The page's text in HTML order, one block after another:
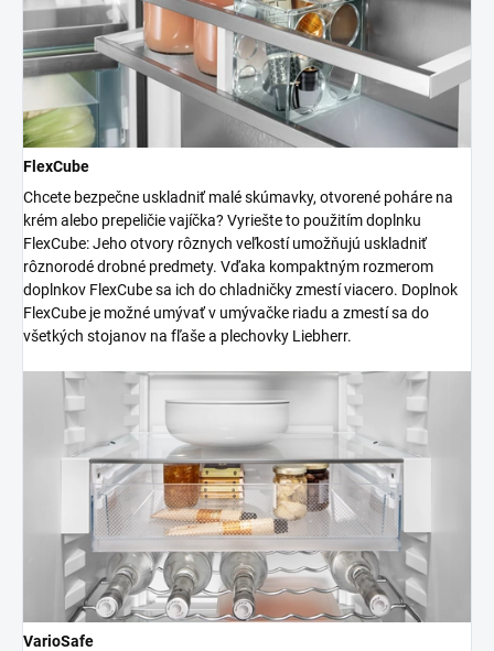
FlexCube
Chcete bezpečne uskladniť malé skúmavky, otvorené poháre na
krém alebo prepeličie vajíčka? Vyriešte to použitím doplnku
FlexCube: Jeho otvory rôznych veľkostí umožňujú uskladniť
rôznorodé drobné predmety. Vďaka kompaktným rozmerom
doplnkov FlexCube sa ich do chladničky zmestí viacero. Doplnok
FlexCube je možné umývať v umývačke riadu a zmestí sa do
všetkých stojanov na fľaše a plechovky Liebherr.
VarioSafe